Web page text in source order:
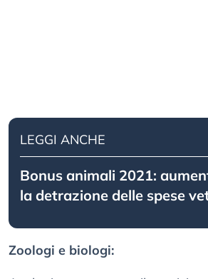
LEGGI ANCHE
Bonus animali 2021:
la detrazione delle spese
Zoologi e biologi: